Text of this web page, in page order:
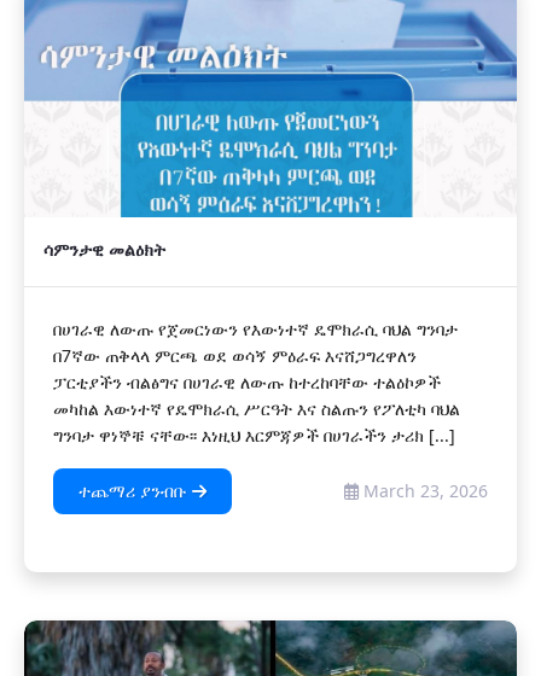
ሳምንታዊ መልዕክት
በሀገራዊ ለውጡ የጀመርነውን የእውነተኛ ዴሞክራሲ ባህል ግንባታ
በ7ኛው ጠቅላላ ምርጫ ወደ ወሳኝ ምዕራፍ እናሸጋግረዋለን
ፓርቲያችን ብልፅግና በሀገራዊ ለውጡ ከተረከባቸው ተልዕኮዎች
መካከል እውነተኛ የዴሞክራሲ ሥርዓት እና ስልጡን የፖለቲካ ባህል
ግንባታ ዋነኞቹ ናቸው፡፡ እነዚህ እርምጃዎች በሀገራችን ታሪክ [...]
ተጨማሪ ያንብቡ March 23, 2026